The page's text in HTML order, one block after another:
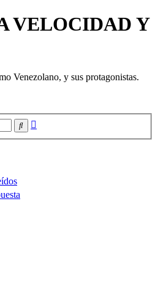
VELOCIDAD Y
Venezolano, y sus protagonistas.
Buscar